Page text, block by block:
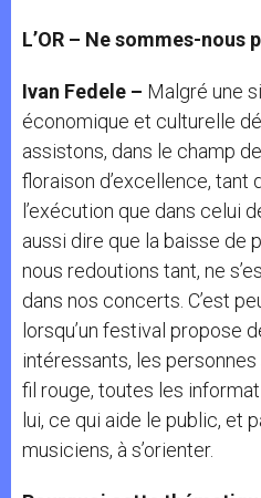
L’OR – Ne sommes-nous
Ivan Fedele – Malgré une
économique et culturelle
assistons, dans le champ
floraison d’excellence, tant
l’exécution que dans celui
aussi dire que la baisse de
nous redoutions tant, ne
dans nos concerts. C’est
lorsqu’un festival propose
intéressants, les personnes
fil rouge, toutes les
lui, ce qui aide le public, et
musiciens, à s’orienter.